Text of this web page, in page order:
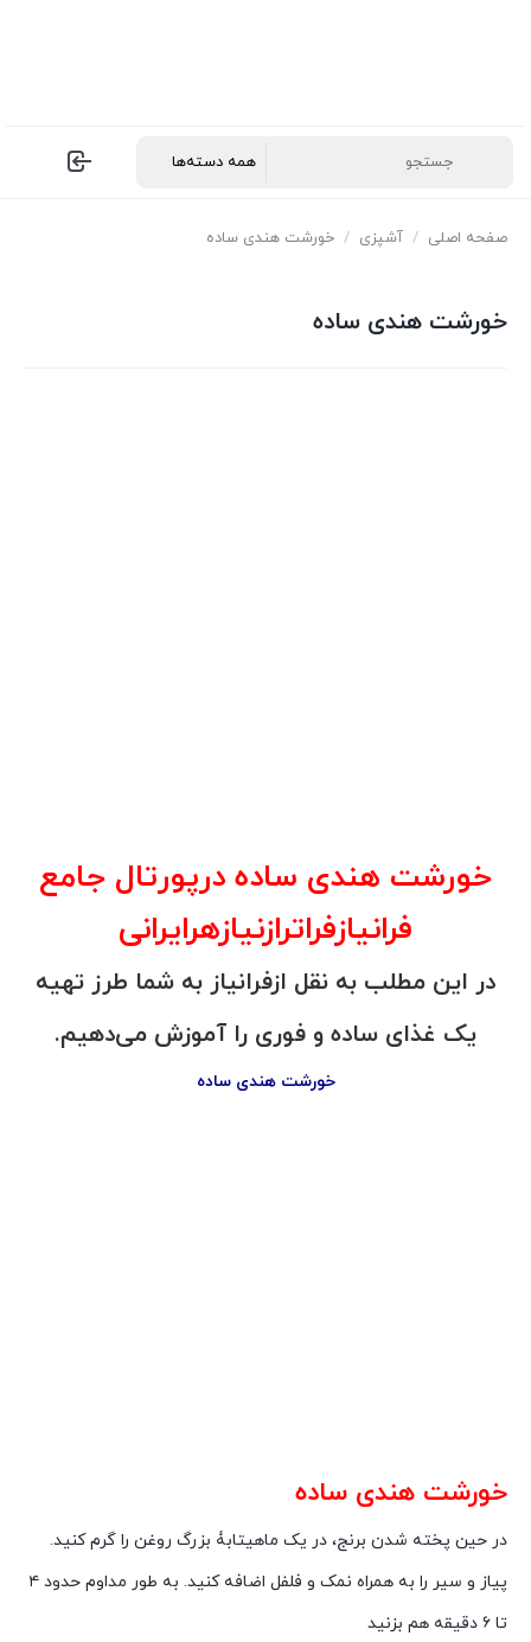
صفحه اصلی / آشپزی / خورشت هندی ساده
خورشت هندی ساده
خورشت هندی ساده درپورتال جامع
فرانیازفراترازنیازهرایرانی
در این مطلب به نقل ازفرانیاز به شما طرز تهیه
یک غذای ساده و فوری را آموزش می‌دهیم.
خورشت هندی ساده
خورشت هندی ساده
در حین پخته شدن برنج، در یک ماهیتابۀ بزرگ روغن را گرم کنید.
پیاز و سیر را به همراه نمک و فلفل اضافه کنید. به طور مداوم حدود ۴
تا ۶ دقیقه هم بزنید